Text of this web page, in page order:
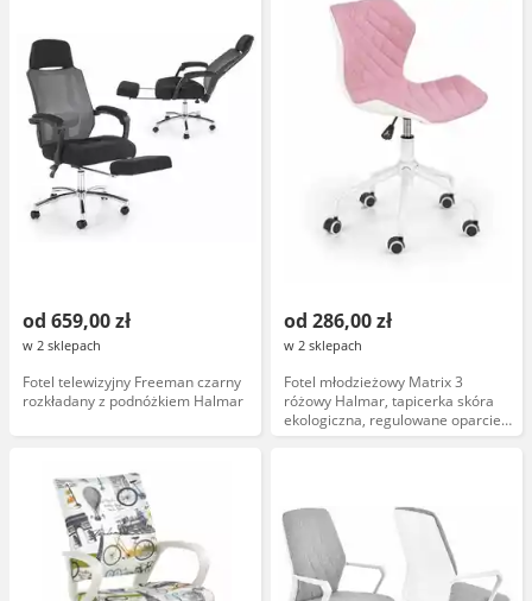
od 659,00 zł
w 2 sklepach
Fotel telewizyjny Freeman czarny
rozkładany z podnóżkiem Halmar
od 286,00 zł
w 2 sklepach
Fotel młodzieżowy Matrix 3
różowy Halmar, tapicerka skóra
ekologiczna, regulowane oparcie,
podłokietniki, stabilna podstawa,